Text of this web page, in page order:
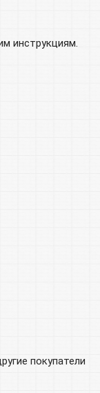
инструкциям.
покупатели